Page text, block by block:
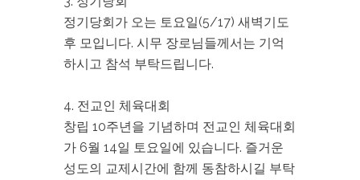
정기당회가 오는 토요일(5/17) 새벽기도
후 모입니다. 시무 장로님들께서는 기억
하시고 참석 부탁드립니다.
4. 전교인 체육대회
창립 10주년을 기념하며 전교인 체육대회
가 6월 14일 토요일에 있습니다. 즐거운
성도의 교제시간에 함께 동참하시길 부탁